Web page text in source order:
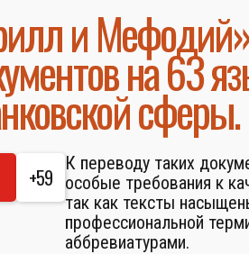
и
на 63
сферы.
+59
К переводу таких
особые требования к
так как тексты
профессиональной
аббревиатурами.